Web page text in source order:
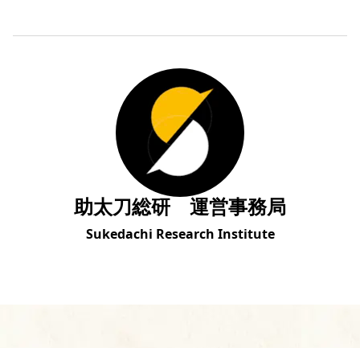
助太刀総研 運営事務局
Sukedachi Research Institute